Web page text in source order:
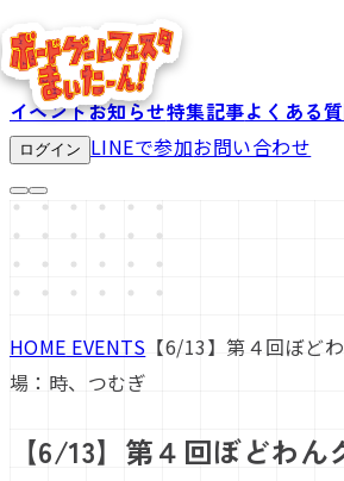
イベントお知らせ特集記事よくある
ログイン LINEで参加お問い合わせ
HOME EVENTS 【6/13】第４回ぼ
場：時、つむぎ
【6/13】第４回ぼどわ